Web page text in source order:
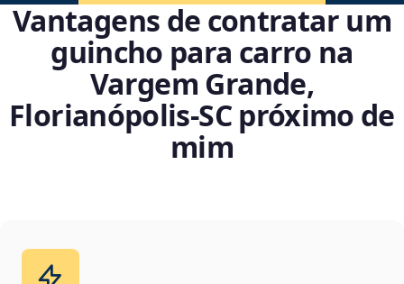
Vantagens de contratar um
guincho para carro na
Vargem Grande,
Florianópolis‑SC próximo de
mim